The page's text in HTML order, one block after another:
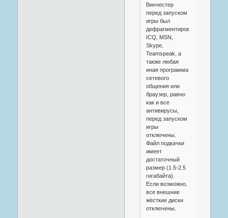
Винчестер
перед запуском
игры был
дефрагментирован.
ICQ, MSN,
Skype,
Teamspeak, а
также любая
иная программа
сетевого
общения или
браузер, равно
как и все
антивирусы,
перед запуском
игры
отключены.
Файл подкачки
имеет
достаточный
размер (1.5-2.5
гигабайта).
Если возможно,
все внешние
жёсткие диски
отключены.